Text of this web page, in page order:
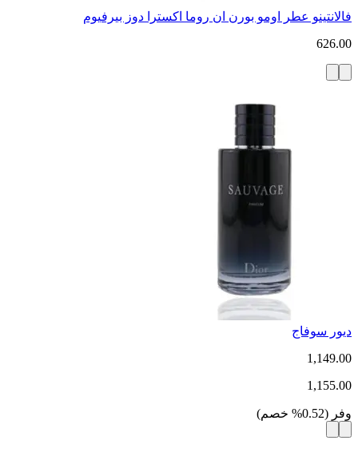
فالانتينو عطر اومو بورن ان روما اكسترا دوز بيرفيوم
626.00
ديور سوفاج
1,149.00
1,155.00
وفر (
0.52
% خصم)